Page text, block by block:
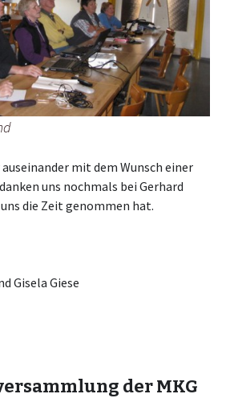
mit dem Wunsch einer
uns nochmals bei Gerhard
die Zeit genommen hat.
Gisela Giese
der MKG